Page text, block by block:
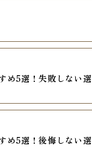
め5選！失敗しない選
め5選！後悔しない選